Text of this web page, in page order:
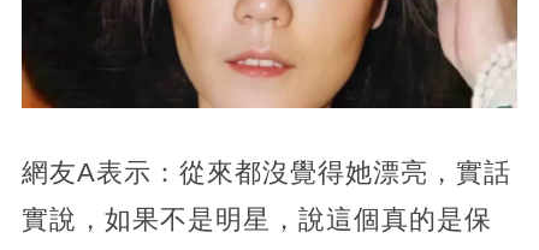
網友A表示：從來都沒覺得她漂亮，實話
實說，如果不是明星，說這個真的是保